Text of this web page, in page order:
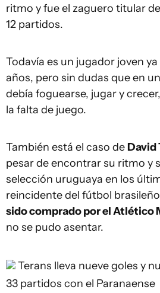
ritmo y fue el zaguero titular
12 partidos.
Todavía es un jugador joven
años, pero sin dudas que en
debía foguearse, jugar y
la falta de juego.
También está el caso de David
pesar de encontrar su ritmo y
selección uruguaya en los
reincidente del fútbol
sido comprado por el Atlético
no se pudo asentar.
Terans lleva nueve goles y
33 partidos con el Paranaense